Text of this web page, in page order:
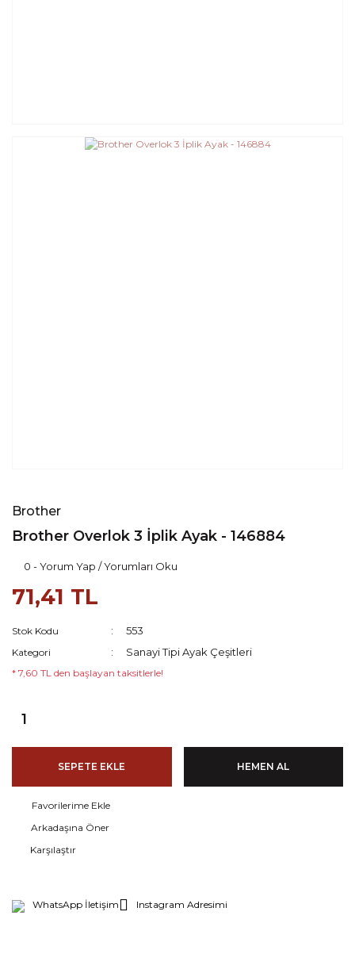
Brother
Brother Overlok 3 İplik Ayak - 146884
0 - Yorum Yap / Yorumları Oku
71,41 TL
Stok Kodu 553
Kategori Sanayi Tipi Ayak Çeşitleri
* 7,60 TL den başlayan taksitlerle!
SEPETE EKLE HEMEN AL
Arkadaşına Öner
Karşılaştır
WhatsApp İletişim Instagram Adresimi